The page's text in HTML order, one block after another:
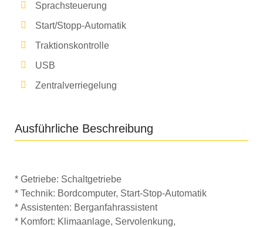
Sprachsteuerung
Start/Stopp-Automatik
Traktionskontrolle
USB
Zentralverriegelung
Ausführliche Beschreibung
* Getriebe: Schaltgetriebe
* Technik: Bordcomputer, Start-Stop-Automatik
* Assistenten: Berganfahrassistent
* Komfort: Klimaanlage, Servolenkung,